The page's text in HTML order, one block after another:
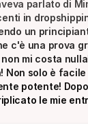
parlato di
in
un
c'è una prova
mi costa
solo è facile
potente!
le mie